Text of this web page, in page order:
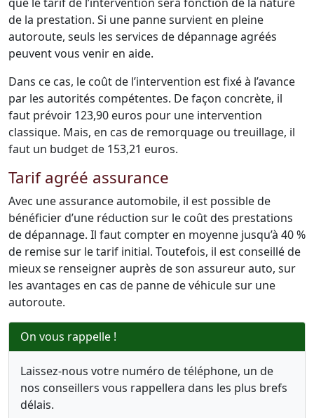
de la prestation. Si une panne survient en pleine
autoroute, seuls les services de dépannage agréés
peuvent vous venir en aide.
Dans ce cas, le coût de l’intervention est fixé à l’avance
par les autorités compétentes. De façon concrète, il
faut prévoir 123,90 euros pour une intervention
classique. Mais, en cas de remorquage ou treuillage, il
faut un budget de 153,21 euros.
Tarif agréé assurance
Avec une assurance automobile, il est possible de
bénéficier d’une réduction sur le coût des prestations
de dépannage. Il faut compter en moyenne jusqu’à 40 %
de remise sur le tarif initial. Toutefois, il est conseillé de
mieux se renseigner auprès de son assureur auto, sur
les avantages en cas de panne de véhicule sur une
autoroute.
On vous rappelle !
Laissez-nous votre numéro de téléphone, un de
nos conseillers vous rappellera dans les plus brefs
délais.